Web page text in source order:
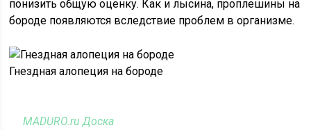
понизить общую оценку. Как и лысина, проплешины на
бороде появляются вследствие проблем в организме.
Гнездная алопеция на бороде
MADURO.ru Доска